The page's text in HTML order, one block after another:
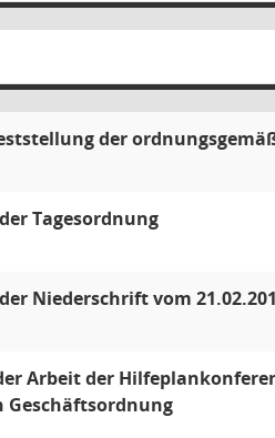
der
Tagesordnung
Niederschrift vom
Arbeit der